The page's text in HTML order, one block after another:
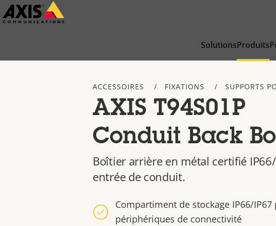
Passer
au
SolutionsProduits
ACCESSOIRES FIXATIONS SUPPORTS
AXIS T94S01P
Conduit Back
Boîtier arrière en métal certifié
entrée de conduit.
Compartiment de stockage IP66/
périphériques de connectivité